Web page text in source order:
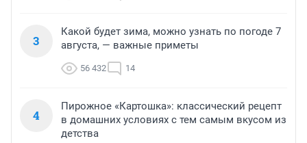
3
Какой будет зима, можно узнать по погоде 7
августа, — важные приметы
56 432 14
4
Пирожное «Картошка»: классический рецепт
в домашних условиях с тем самым вкусом из
детства